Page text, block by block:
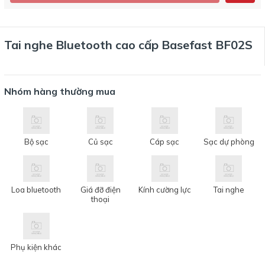
Tai nghe Bluetooth cao cấp Basefast BF02S
Nhóm hàng thường mua
Bộ sạc Củ sạc Cáp sạc Sạc dự phòng
Loa bluetooth
Giá đỡ điện
thoại
Kính cường lực Tai nghe
Phụ kiện khác